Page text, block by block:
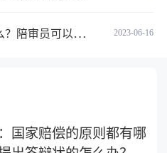
2023-06-16
审吗为什么？ 全球时讯
国家赔偿的原则都有哪